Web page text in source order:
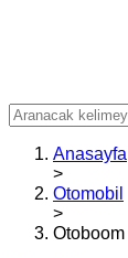
Anasayfa
>
Otomobil
>
Otoboom